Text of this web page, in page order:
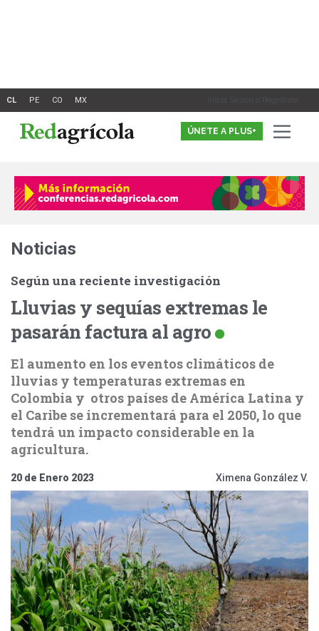
Inicia Sesión o Registrate
ÚNETE A PLUS+
Noticias
Según una reciente investigación
Lluvias y sequías extremas le
pasarán factura al agro
El aumento en los eventos climáticos de
lluvias y temperaturas extremas en
Colombia y otros países de América Latina y
el Caribe se incrementará para el 2050, lo que
tendrá un impacto considerable en la
agricultura.
20 de Enero 2023 Ximena González V.